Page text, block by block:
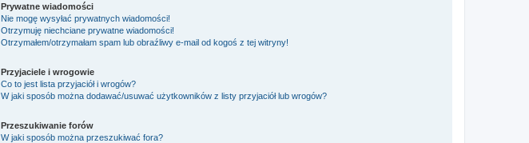
Prywatne wiadomości
Nie mogę wysyłać prywatnych wiadomości!
Otrzymuję niechciane prywatne wiadomości!
Otrzymałem/otrzymałam spam lub obraźliwy e-mail od kogoś z tej witryny!
Przyjaciele i wrogowie
Co to jest lista przyjaciół i wrogów?
W jaki sposób można dodawać/usuwać użytkowników z listy przyjaciół lub wrogów?
Przeszukiwanie forów
W jaki sposób można przeszukiwać fora?